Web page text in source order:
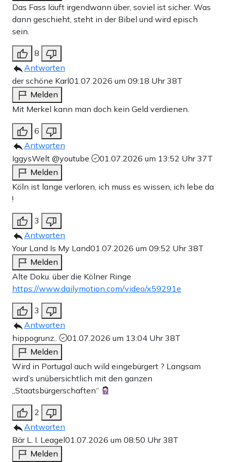
Das Fass läuft irgendwann über, soviel ist sicher. Was
dann geschieht, steht in der Bibel und wird episch
sein.
8
Antworten
der schöne Karl01.07.2026 um 09:18 Uhr38T
Melden
Mit Merkel kann man doch kein Geld verdienen.
6
Antworten
IggysWelt @youtube
01.07.2026 um 13:52 Uhr37T
Melden
Köln ist lange verloren, ich muss es wissen, ich lebe da
!
3
Antworten
Your Land Is My Land01.07.2026 um 09:52 Uhr38T
Melden
Alte Doku. über die Kölner Ringe
https://www.dailymotion.com/video/x59291e
3
Antworten
hippogrunz..
01.07.2026 um 13:04 Uhr38T
Melden
Wird in Portugal auch wild eingebürgert ? Langsam
wird’s unübersichtlich mit den ganzen
„Staatsbürgerschaften“
2
Antworten
Bär L. I. Leagel01.07.2026 um 08:50 Uhr38T
Melden